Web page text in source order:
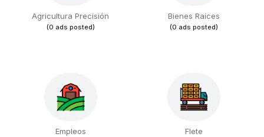
Agricultura Precisión
(0 ads posted)
Bienes Raíces
(0 ads posted)
Empleos Flete